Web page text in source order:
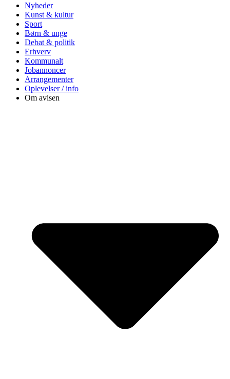
Nyheder
Kunst & kultur
Sport
Børn & unge
Debat & politik
Erhverv
Kommunalt
Jobannoncer
Arrangementer
Oplevelser / info
Om avisen